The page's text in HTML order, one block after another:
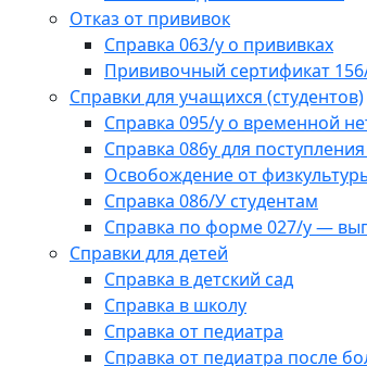
Отказ от прививок
Справка 063/у о прививках
Прививочный сертификат
Справки для учащихся (студентов)
Справка 095/у о временной
Справка 086у для
Освобождение от
Справка 086/У студентам
Справка по форме 027/у —
Справки для детей
Справка в детский сад
Справка в школу
Справка от педиатра
Справка от педиатра после